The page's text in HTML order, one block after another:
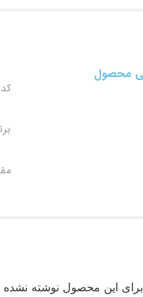
محصول
کد
برای این محصول نوشته